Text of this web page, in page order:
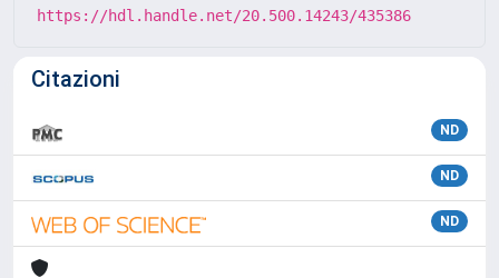
https://hdl.handle.net/20.500.14243/435386
Citazioni
ND
ND
ND